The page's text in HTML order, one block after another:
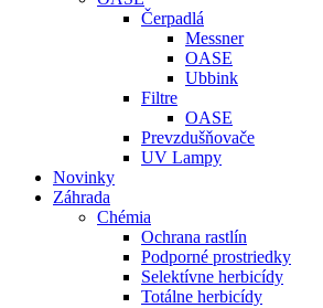
Čerpadlá
Messner
OASE
Ubbink
Filtre
OASE
Prevzdušňovače
UV Lampy
Novinky
Záhrada
Chémia
Ochrana rastlín
Podporné prostriedky
Selektívne herbicídy
Totálne herbicídy